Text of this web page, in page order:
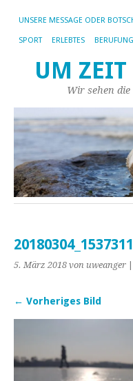
UNSERE MESSAGE ODER
SPORT ERLEBTES BERUFUNG
UM ZEIT
Wir sehen
5. März 2018 von uweanger |
← Vorheriges Bild